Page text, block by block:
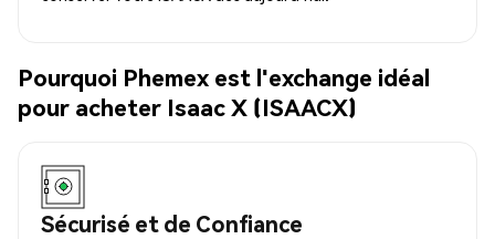
Pourquoi Phemex est l'exchange idéal
pour acheter Isaac X (ISAACX)
Sécurisé et de Confiance